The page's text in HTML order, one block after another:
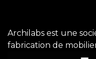
Archilabs est une
fabrication de